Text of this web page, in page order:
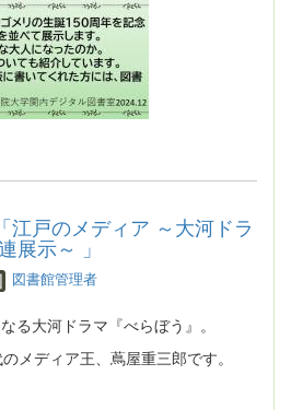
江戸のメディア ～大河ドラ
展示～ 」
図書館管理者
る大河ドラマ『べらぼう』。
メディア王、蔦屋重三郎です。